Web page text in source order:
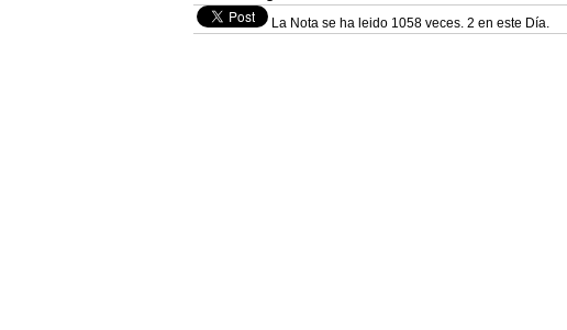
La Nota se ha leido 1058 veces. 2 en este Día.